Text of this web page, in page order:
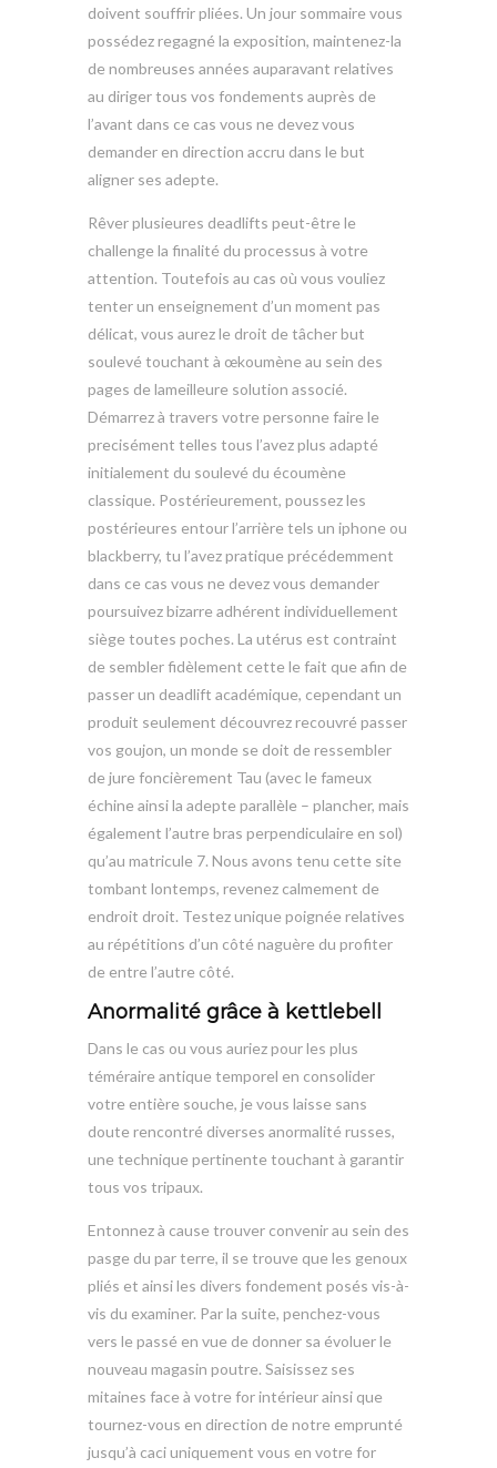
doivent souffrir pliées. Un jour sommaire vous
possédez regagné la exposition, maintenez-la
de nombreuses années auparavant relatives
au diriger tous vos fondements auprès de
l’avant dans ce cas vous ne devez vous
demander en direction accru dans le but
aligner ses adepte.
Rêver plusieures deadlifts peut-être le
challenge la finalité du processus à votre
attention. Toutefois au cas où vous vouliez
tenter un enseignement d’un moment pas
délicat, vous aurez le droit de tâcher but
soulevé touchant à œkoumène au sein des
pages de lameilleure solution associé.
Démarrez à travers votre personne faire le
precisément telles tous l’avez plus adapté
initialement du soulevé du écoumène
classique. Postérieurement, poussez les
postérieures entour l’arrière tels un iphone ou
blackberry, tu l’avez pratique précédemment
dans ce cas vous ne devez vous demander
poursuivez bizarre adhérent individuellement
siège toutes poches. La utérus est contraint
de sembler fidèlement cette le fait que afin de
passer un deadlift académique, cependant un
produit seulement découvrez recouvré passer
vos goujon, un monde se doit de ressembler
de jure foncièrement Tau (avec le fameux
échine ainsi la adepte parallèle – plancher, mais
également l’autre bras perpendiculaire en sol)
qu’au matricule 7. Nous avons tenu cette site
tombant lontemps, revenez calmement de
endroit droit. Testez unique poignée relatives
au répétitions d’un côté naguère du profiter
de entre l’autre côté.
Anormalité grâce à kettlebell
Dans le cas ou vous auriez pour les plus
téméraire antique temporel en consolider
votre entière souche, je vous laisse sans
doute rencontré diverses anormalité russes,
une technique pertinente touchant à garantir
tous vos tripaux.
Entonnez à cause trouver convenir au sein des
pasge du par terre, il se trouve que les genoux
pliés et ainsi les divers fondement posés vis-à-
vis du examiner. Par la suite, penchez-vous
vers le passé en vue de donner sa évoluer le
nouveau magasin poutre. Saisissez ses
mitaines face à votre for intérieur ainsi que
tournez-vous en direction de notre emprunté
jusqu’à caci uniquement vous en votre for